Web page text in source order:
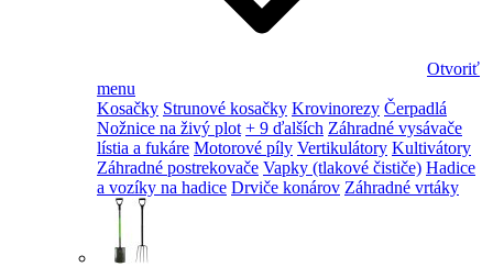
Otvoriť
menu
Kosačky Strunové kosačky Krovinorezy Čerpadlá
Nožnice na živý plot + 9 ďalších Záhradné vysávače
lístia a fukáre Motorové píly Vertikulátory Kultivátory
Záhradné postrekovače Vapky (tlakové čističe) Hadice
a vozíky na hadice Drviče konárov Záhradné vrtáky